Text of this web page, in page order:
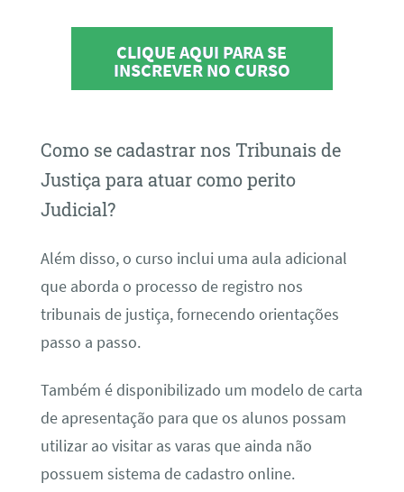
CLIQUE AQUI PARA SE
INSCREVER NO CURSO
Como se cadastrar nos Tribunais de
Justiça para atuar como perito
Judicial?
Além disso, o curso inclui uma aula adicional
que aborda o processo de registro nos
tribunais de justiça, fornecendo orientações
passo a passo.
Também é disponibilizado um modelo de carta
de apresentação para que os alunos possam
utilizar ao visitar as varas que ainda não
possuem sistema de cadastro online.